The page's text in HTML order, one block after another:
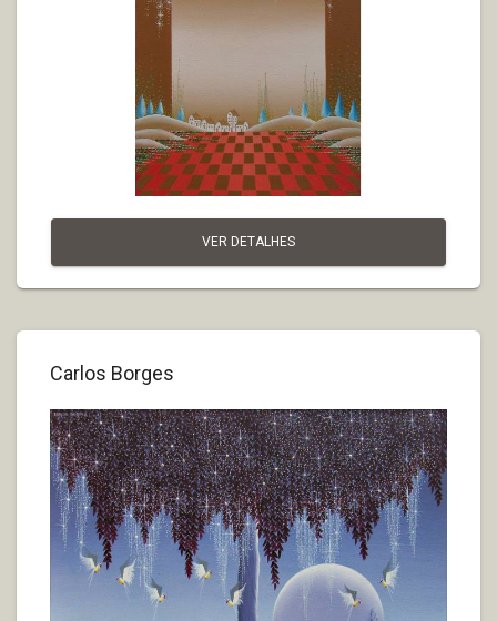
VER DETALHES
Carlos Borges